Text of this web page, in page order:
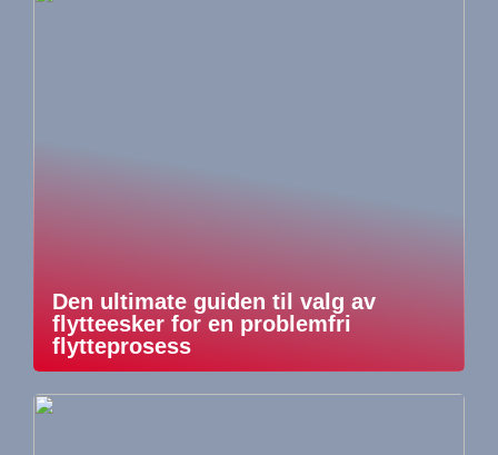
Den ultimate guiden til valg av
flytteesker for en problemfri
flytteprosess